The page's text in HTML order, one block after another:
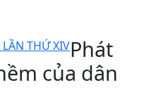
THỨ XIVPhát
của dân